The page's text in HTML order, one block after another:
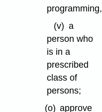
programming,
(v) a
person who
is in a
prescribed
class of
persons;
(o) approve